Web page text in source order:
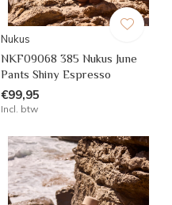
Nukus
NKF09068 385 Nukus June
Pants Shiny Espresso
€99,95
Incl. btw